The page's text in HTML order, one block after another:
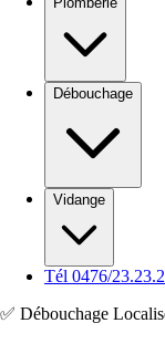
Débouchage
Vidange
Tél 0476/
✅ Débouchage